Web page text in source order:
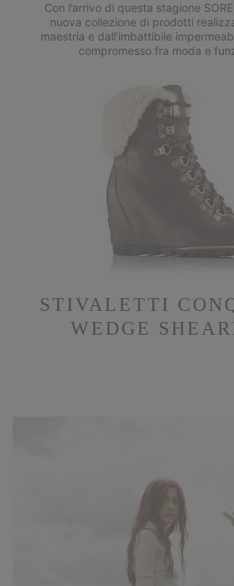
Con l’arrivo di questa stagione
nuova collezione di prodotti
maestria e dall’imbattibile
compromesso fra moda e
STIVALETTI
WEDGE